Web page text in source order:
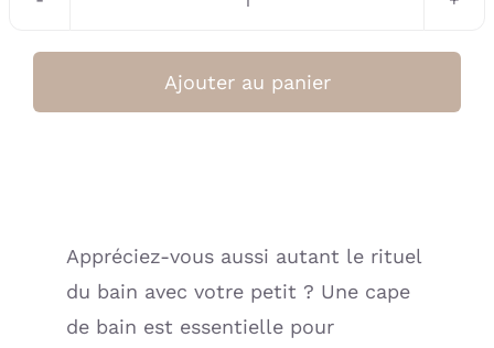
quantité
Robe
Ajouter au panier
Appréciez-vous aussi autant le rituel
du bain avec votre petit ? Une cape
de bain est essentielle pour